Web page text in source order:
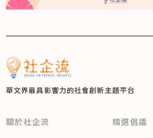
華文界最具影響力的社會創新主題平台
關於社企流 精選倡議